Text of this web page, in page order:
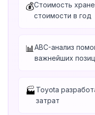
💰Стоимость
стоимости в год
📊 ABC-анализ
важнейших
🏭Toyota
затрат